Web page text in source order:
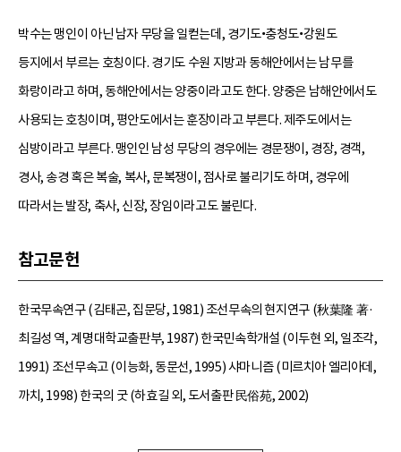
박수는 맹인이 아닌 남자 무당을 일컫는데, 경기도•충청도•강원도
등지에서 부르는 호칭이다. 경기도 수원 지방과 동해안에서는 남무를
화랑이라고 하며, 동해안에서는 양중이라고도 한다. 양중은 남해안에서도
사용되는 호칭이며, 평안도에서는 훈장이라고 부른다. 제주도에서는
심방이라고 부른다. 맹인인 남성 무당의 경우에는 경문쟁이, 경장, 경객,
경사, 송경 혹은 복술, 복사, 문복쟁이, 점사로 불리기도 하며, 경우에
따라서는 발장, 축사, 신장, 장임이라고도 불린다.
참고문헌
한국무속연구 (김태곤, 집문당, 1981) 조선무속의 현지연구 (秋葉隆 著·
최길성 역, 계명대학교출판부, 1987) 한국민속학개설 (이두현 외, 일조각,
1991) 조선무속고 (이능화, 동문선, 1995) 샤마니즘 (미르치아 엘리아데,
까치, 1998) 한국의 굿 (하효길 외, 도서출판 民俗苑, 2002)